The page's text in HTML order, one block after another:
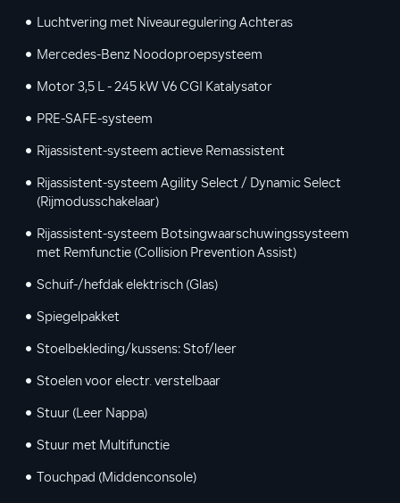
Luchtvering met Niveauregulering Achteras
Mercedes-Benz Noodoproepsysteem
Motor 3,5 L - 245 kW V6 CGI Katalysator
PRE-SAFE-systeem
Rijassistent-systeem actieve Remassistent
Rijassistent-systeem Agility Select / Dynamic Select
(Rijmodusschakelaar)
Rijassistent-systeem Botsingwaarschuwingssysteem
met Remfunctie (Collision Prevention Assist)
Schuif-/hefdak elektrisch (Glas)
Spiegelpakket
Stoelbekleding/kussens: Stof/leer
Stoelen voor electr. verstelbaar
Stuur (Leer Nappa)
Stuur met Multifunctie
Touchpad (Middenconsole)